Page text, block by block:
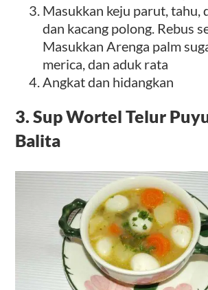
Masukkan keju parut, tahu,
dan kacang polong. Rebus
Masukkan Arenga palm
merica, dan aduk rata
Angkat dan hidangkan
3. Sup Wortel Telur
Balita